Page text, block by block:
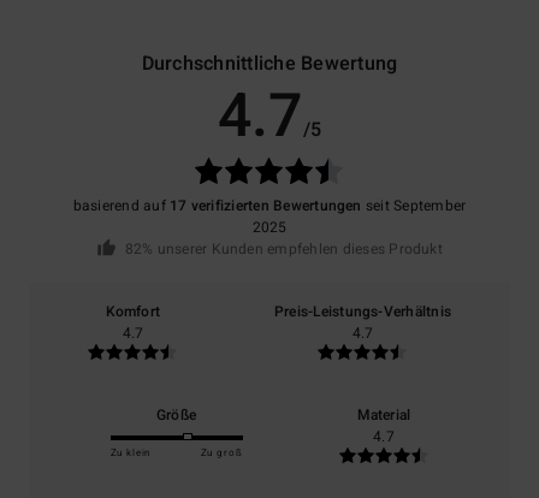
Durchschnittliche Bewertung
4.7/5
basierend auf 17 verifizierten Bewertungen seit September
2025
82% unserer Kunden empfehlen dieses Produkt
Komfort
4.7
Preis-Leistungs-Verhältnis
4.7
Größe
Zu klein Zu groß
Material
4.7